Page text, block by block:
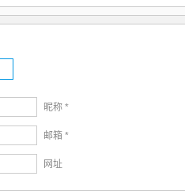
昵称 *
邮箱 *
网址